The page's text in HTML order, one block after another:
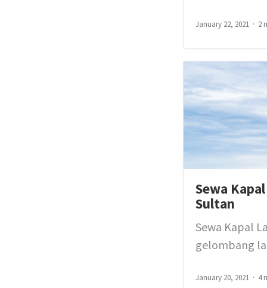
January 22, 2021 2
Sewa
Sultan
Sewa Kapal
gelombang
January 20, 2021 4